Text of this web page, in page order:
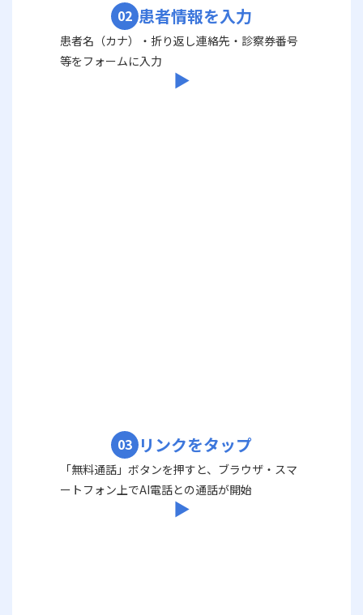
02 患者情報を入力
患者名（カナ）・折り返し連絡先・診察券番号
等をフォームに入力
03 リンクをタップ
「無料通話」ボタンを押すと、ブラウザ・スマ
ートフォン上でAI電話との通話が開始